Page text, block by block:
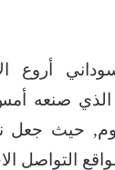
أروع
صنعه أمس
حيث
التواصل